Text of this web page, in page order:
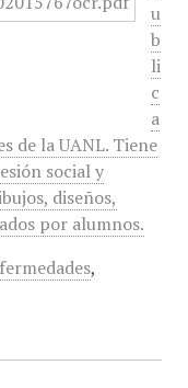
u
b
li
c
a
de la UANL. Tiene
social y
diseños,
por alumnos.
,